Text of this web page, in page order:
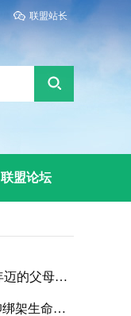
联盟站长
联盟论坛
想举报查处邪教据点，又害怕年迈的父母心理难以承受
拆穿“全能神”治病谎言：以信仰绑架生命，以洗脑延误治疗